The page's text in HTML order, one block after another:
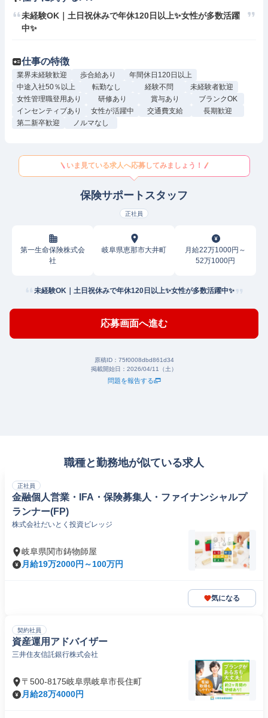
未経験OK｜土日祝休みで年休120日以上✨女性が多数活躍
中✨
仕事の特徴
業界未経験歓迎 歩合給あり
年間休日120日以上
中途入社50％以上
転勤なし 経験不問
未経験者歓迎
女性管理職登用あり
研修あり 賞与あり
ブランクOK
インセンティブあり
女性が活躍中 交通費支給
長期歓迎
第二新卒歓迎
ノルマなし
いま見ている求人へ応募してみましょう！
保険サポートスタッフ
正社員
第一生命保険株式会
社
岐阜県恵那市大井町
月給22万1000円～
52万1000円
未経験OK｜土日祝休みで年休120日以上✨女性が多数活躍中✨
応募画面へ進む
原稿ID： 75f0008dbd861d34
掲載開始日： 2026/04/11（土）
問題を報告する
職種と勤務地が似ている求人
正社員
金融個人営業・IFA・保険募集人・ファイナンシャルプ
ランナー(FP)
株式会社だいとく投資ビレッジ
岐阜県関市鋳物師屋
月給19万2000円～100万円
気になる
契約社員
資産運用アドバイザー
三井住友信託銀行株式会社
〒500-8175岐阜県岐阜市長住町
月給28万4000円